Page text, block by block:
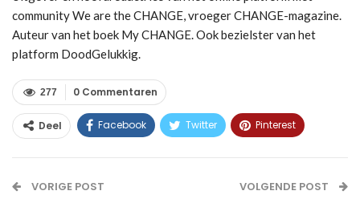
community We are the CHANGE, vroeger CHANGE-magazine.
Auteur van het boek My CHANGE. Ook bezielster van het
platform DoodGelukkig.
0 Commentaren
277
Deel Facebook Twitter Pinterest
VORIGE POST VOLGENDE POST